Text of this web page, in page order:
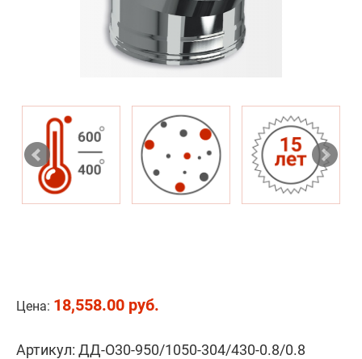
Цена: 18,558.00 руб.
Артикул: ДД-О30-950/1050-304/430-0.8/0.8